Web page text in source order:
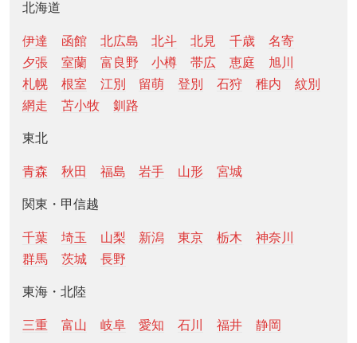
北海道
伊達 函館 北広島 北斗 北見 千歳
名寄
夕張
室蘭 富良野 小樽 帯広 恵庭
旭川
札幌
根室 江別 留萌 登別 石狩 稚内
紋別
網走
苫小牧 釧路
東北
青森 秋田 福島 岩手 山形 宮城
関東・甲信越
千葉 埼玉 山梨 新潟 東京 栃木
神奈川
群馬
茨城 長野
東海・北陸
三重 富山 岐阜 愛知 石川 福井 静岡